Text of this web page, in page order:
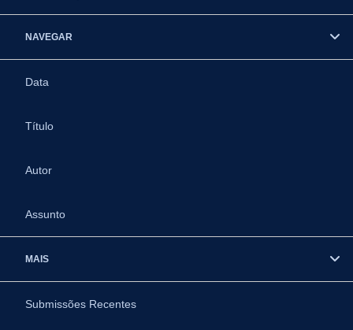
NAVEGAR
Data
Título
Autor
Assunto
MAIS
Submissões Recentes